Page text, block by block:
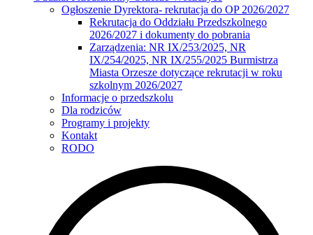
Ogłoszenie Dyrektora- rekrutacja do OP 2026/2027
Rekrutacja do Oddziału Przedszkolnego
2026/2027 i dokumenty do pobrania
Zarządzenia: NR IX/253/2025, NR
IX/254/2025, NR IX/255/2025 Burmistrza
Miasta Orzesze dotyczące rekrutacji w roku
szkolnym 2026/2027
Informacje o przedszkolu
Dla rodziców
Programy i projekty
Kontakt
RODO